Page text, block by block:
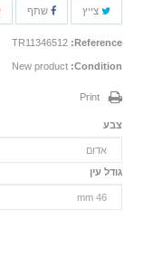
צייץ שתף
Reference:
TR11346512
Condition:
New product
Print
צבע
גודל עין